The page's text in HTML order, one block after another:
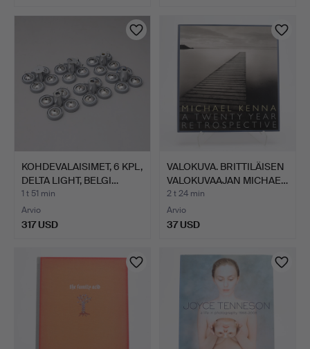
KOHDEVALAISIMET, 6 KPL,
DELTA LIGHT, BELGI…
1 t 51 min
Arvio
317 USD
VALOKUVA. BRITTILÄISEN
VALOKUVAAJAN MICHAE…
2 t 24 min
Arvio
37 USD